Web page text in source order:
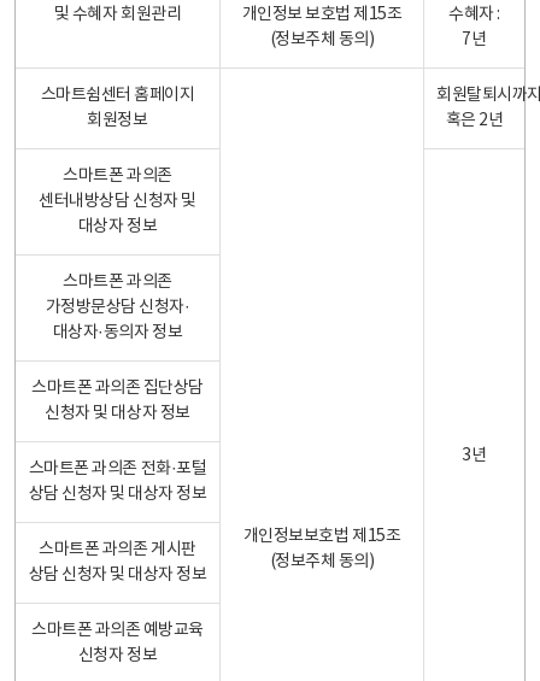
및 수혜자 회원관리
개인정보 보호법 제15조
(정보주체 동의)
수혜자 :
7년
스마트쉼센터 홈페이지
회원정보
개인정보보호법 제15조
(정보주체 동의)
회원탈퇴시까
혹은 2년
스마트폰 과의존
센터내방상담 신청자 및
대상자 정보
3년
스마트폰 과의존
가정방문상담 신청자·
대상자·동의자 정보
스마트폰 과의존 집단상담
신청자 및 대상자 정보
스마트폰 과의존 전화·포털
상담 신청자 및 대상자 정보
스마트폰 과의존 게시판
상담 신청자 및 대상자 정보
스마트폰 과의존 예방교육
신청자 정보